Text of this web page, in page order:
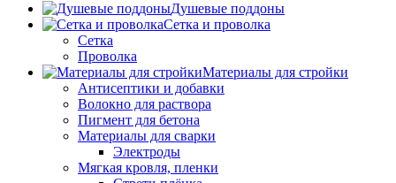
Душевые поддоны
Сетка и проволка
Сетка
Проволка
Материалы для стройки
Антисептики и добавки
Волокно для раствора
Пигмент для бетона
Материалы для сварки
Электроды
Мягкая кровля, пленки